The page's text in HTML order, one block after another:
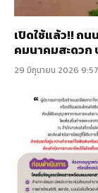
เปิดใช้แล้ว!! ถ
คมนาคมสะดวก
29 มิถุนายน 2026